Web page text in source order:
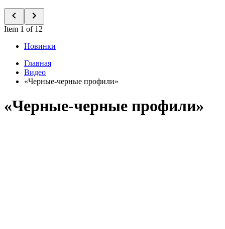
Item 1 of 12
Новинки
Главная
Видео
«Черные-черные профили»
«Черные-черные профили»